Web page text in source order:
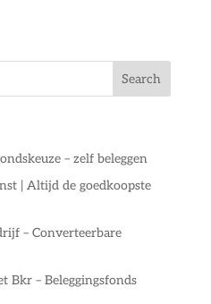
– zelf beleggen
| Altijd de goedkoopste
– Converteerbare
Bkr – Beleggingsfonds